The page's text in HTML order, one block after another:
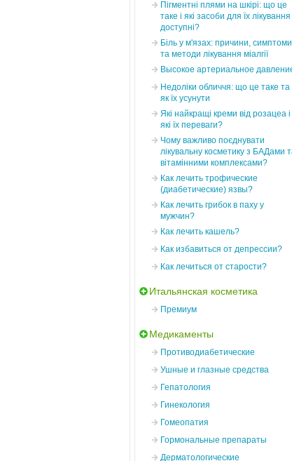
Пігментні плями на шкірі: що це
таке і які засоби для їх лікування
доступні?
Біль у м'язах: причини, симптоми
та методи лікування міалгії
Высокое артериальное
Недоліки обличчя: що це таке та
як їх усунути
Які найкращі креми від розацеа і
які їх переваги?
Чому важливо поєднувати
лікувальну косметику з БАДами
вітамінними комплексами?
Как лечить трофические
(диабетические) язвы?
Как лечить грибок в паху у
мужчин?
Как лечить кашель?
Как избавиться от депрессии?
Как лечиться от старости?
Итальянская косметика
Премиум
Медикаменты
Противодиабетические
Ушные и глазные средства
Гепатология
Гинекология
Гомеопатия
Гормональные препараты
Дерматологические